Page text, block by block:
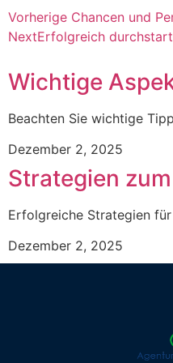
Vorherige Chancen und
NextErfolgreich
Wichtige
Beachten Sie wichtige
Dezember 2, 2025
Strategien
Erfolgreiche Strategien
Dezember 2, 2025